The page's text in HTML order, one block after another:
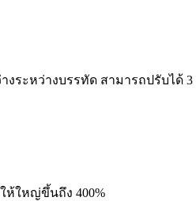
งระหว่างบรรทัด สามารถปรับได้
ห้ใหญ่ขึ้นถึง 400%